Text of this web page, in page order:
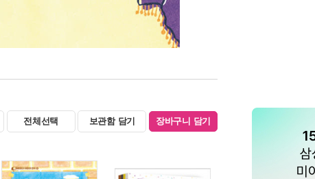
전체선택 보관함 담기 장바구니 담기